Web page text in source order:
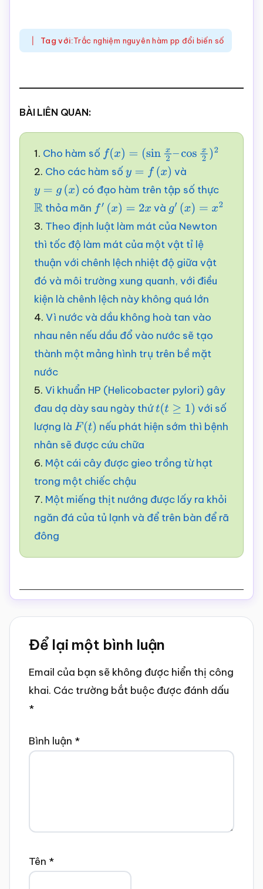
Tag với:Trắc nghiệm nguyên hàm pp đổi biến số
BÀI LIÊN QUAN:
1. Cho hàm số f(x)= (sinx2–cosx2 )2
2. Cho các hàm số y =f( x )
và
y =g (x )
có đạo hàm trên tập số thực
Rthỏa mãn f′( x)= 2x và g′ (x)=x2
3. Theo định luật làm mát của Newton
thì tốc độ làm mát của một vật tỉ lệ
thuận với chênh lệch nhiệt độ giữa vật
đó và môi trường xung quanh, với điều
kiện là chênh lệch này không quá lớn
4. Vì nước và dầu không hoà tan vào
nhau nên nếu dầu đổ vào nước sẽ tạo
thành một mảng hình trụ trên bề mặt
nước
5. Vi khuẩn HP (Helicobacter pylori) gây
đau dạ dày sau ngày thứt(t ≥1)
với số
lượng là F(t) nếu phát hiện sớm thì bệnh
nhân sẽ được cứu chữa
6. Một cái cây được gieo trồng từ hạt
trong một chiếc chậu
7. Một miếng thịt nướng được lấy ra khỏi
ngăn đá của tủ lạnh và để trên bàn để rã
đông
Reader
Interactions
Để lại một bình luận
Email của bạn sẽ không được hiển thị công
khai. Các trường bắt buộc được đánh dấu
*
Bình luận *
Tên *